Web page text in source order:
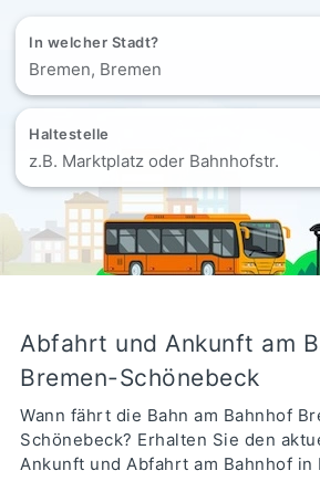
In welcher Stadt?
Bremen, Bremen
Haltestelle
z.B. Marktplatz oder Bahnhofstr.
Abfahrt und Ankunft am
Bremen-Schönebeck
Wann fährt die Bahn am Bahnhof
Schönebeck? Erhalten Sie den
Ankunft und Abfahrt am Bahnhof in